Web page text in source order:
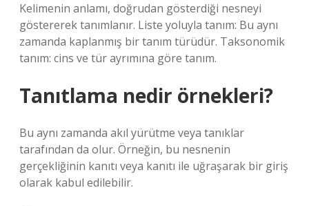
Kelimenin anlamı, doğrudan gösterdiği nesneyi
göstererek tanımlanır. Liste yoluyla tanım: Bu aynı
zamanda kaplanmış bir tanım türüdür. Taksonomik
tanım: cins ve tür ayrımına göre tanım.
Tanıtlama nedir örnekleri?
Bu aynı zamanda akıl yürütme veya tanıklar
tarafından da olur. Örneğin, bu nesnenin
gerçekliğinin kanıtı veya kanıtı ile uğraşarak bir giriş
olarak kabul edilebilir.